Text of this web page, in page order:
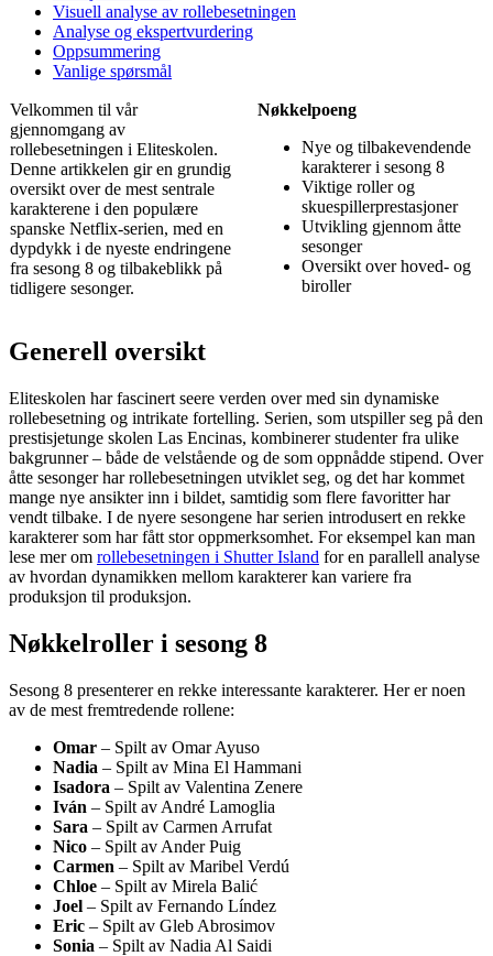
Visuell analyse av rollebesetningen
Analyse og ekspertvurdering
Oppsummering
Vanlige spørsmål
Velkommen til vår
gjennomgang av
rollebesetningen i Eliteskolen.
Denne artikkelen gir en grundig
oversikt over de mest sentrale
karakterene i den populære
spanske Netflix-serien, med en
dypdykk i de nyeste endringene
fra sesong 8 og tilbakeblikk på
tidligere sesonger.
Nøkkelpoeng
Nye og tilbakevendende
karakterer i sesong 8
Viktige roller og
skuespillerprestasjoner
Utvikling gjennom åtte
sesonger
Oversikt over hoved- og
biroller
Generell oversikt
Eliteskolen har fascinert seere verden over med sin dynamiske
rollebesetning og intrikate fortelling. Serien, som utspiller seg på den
prestisjetunge skolen Las Encinas, kombinerer studenter fra ulike
bakgrunner – både de velstående og de som oppnådde stipend. Over
åtte sesonger har rollebesetningen utviklet seg, og det har kommet
mange nye ansikter inn i bildet, samtidig som flere favoritter har
vendt tilbake. I de nyere sesongene har serien introdusert en rekke
karakterer som har fått stor oppmerksomhet. For eksempel kan man
lese mer om rollebesetningen i Shutter Island for en parallell analyse
av hvordan dynamikken mellom karakterer kan variere fra
produksjon til produksjon.
Nøkkelroller i sesong 8
Sesong 8 presenterer en rekke interessante karakterer. Her er noen
av de mest fremtredende rollene:
Omar – Spilt av Omar Ayuso
Nadia – Spilt av Mina El Hammani
Isadora – Spilt av Valentina Zenere
Iván – Spilt av André Lamoglia
Sara – Spilt av Carmen Arrufat
Nico – Spilt av Ander Puig
Carmen – Spilt av Maribel Verdú
Chloe – Spilt av Mirela Balić
Joel – Spilt av Fernando Líndez
Eric – Spilt av Gleb Abrosimov
Sonia – Spilt av Nadia Al Saidi